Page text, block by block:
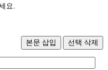
요.